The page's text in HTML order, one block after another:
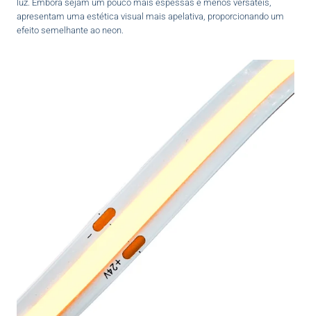
luz. Embora sejam um pouco mais espessas e menos versáteis,
apresentam uma estética visual mais apelativa, proporcionando um
efeito semelhante ao neon.